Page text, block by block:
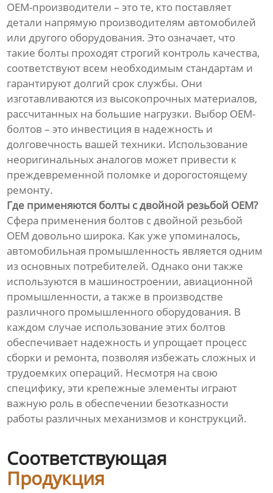
OEM-производители – это те, кто поставляет
детали напрямую производителям автомобилей
или другого оборудования. Это означает, что
такие болты проходят строгий контроль качества,
соответствуют всем необходимым стандартам и
гарантируют долгий срок службы. Они
изготавливаются из высокопрочных материалов,
рассчитанных на большие нагрузки. Выбор OEM-
болтов – это инвестиция в надежность и
долговечность вашей техники. Использование
неоригинальных аналогов может привести к
преждевременной поломке и дорогостоящему
ремонту.
Где применяются болты с двойной резьбой OEM?
Сфера применения болтов с двойной резьбой
OEM довольно широка. Как уже упоминалось,
автомобильная промышленность является одним
из основных потребителей. Однако они также
используются в машиностроении, авиационной
промышленности, а также в производстве
различного промышленного оборудования. В
каждом случае использование этих болтов
обеспечивает надежность и упрощает процесс
сборки и ремонта, позволяя избежать сложных и
трудоемких операций. Несмотря на свою
специфику, эти крепежные элементы играют
важную роль в обеспечении безотказности
работы различных механизмов и конструкций.
Соответствующая
Продукция